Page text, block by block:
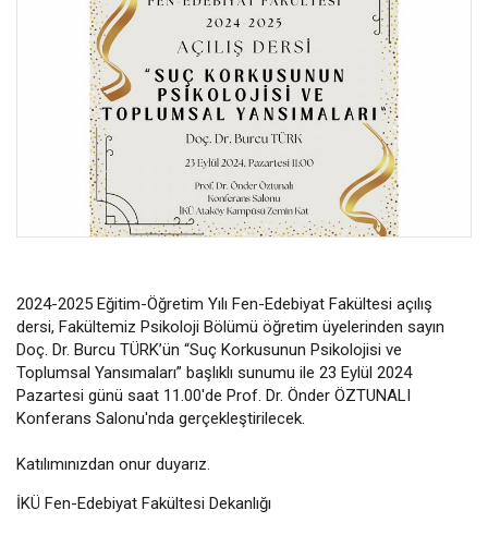
2024-2025 Eğitim-Öğretim Yılı Fen-Edebiyat Fakültesi açılış
dersi, Fakültemiz Psikoloji Bölümü öğretim üyelerinden sayın
Doç. Dr. Burcu TÜRK’ün “Suç Korkusunun Psikolojisi ve
Toplumsal Yansımaları” başlıklı sunumu ile 23 Eylül 2024
Pazartesi günü saat 11.00'de Prof. Dr. Önder ÖZTUNALI
Konferans Salonu'nda gerçekleştirilecek.
Katılımınızdan onur duyarız.
İKÜ Fen-Edebiyat Fakültesi Dekanlığı